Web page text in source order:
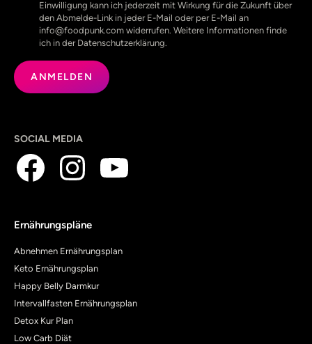
Einwilligung kann ich jederzeit mit Wirkung für die Zukunft über
den Abmelde-Link in jeder E-Mail oder per E-Mail an
info@foodpunk.com widerrufen. Weitere Informationen finde
ich in der Datenschutzerklärung.
SOCIAL MEDIA
Ernährungspläne
Abnehmen Ernährungsplan
Keto Ernährungsplan
Happy Belly Darmkur
Intervallfasten Ernährungsplan
Detox Kur Plan
Low Carb Diät